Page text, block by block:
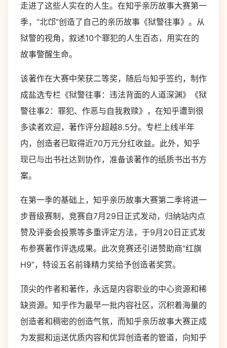
走进了这些人实在的人生。在知乎亲历故事大赛第一
季，“北邙”创造了自己的亲历故事《狱警往事》。从
狱警的视角，叙述10个罪犯的人生百态，用实在的
故事警醒生命。
该著作在大赛中荣获二等奖，随后与知乎签约，制作
成盐选专栏《狱警往事：违法背面的人道深渊》《狱
警往事2：罪犯、作恶与自我救赎》，在知乎遭到很
多读者欢迎，著作评分超越8.5分。专栏上线半年
内，创造者已取得近70万元分红收益。此外，知乎
现已与出书社达到协作，准备该著作的纸质书出书方
案。
在第一季的基础上，知乎亲历故事大赛第二季将进一
步晋级赛制，竞赛自7月29日正式发动，归纳站内点
赞及评委会投票等多重评定方法，于9月20日正式发
布参赛著作评选成果。此次竞赛还引进赞助商“红旗
H9”，特设五名前锋精力奖给予创造者奖赏。
顶尖的作者和著作，永远是内容职业的中心资源和稀
缺资源。知乎作为最早一批内容社区，沉积着海量的
创造者和稠密的创造气氛，而知乎亲历故事大赛正成
为发掘和运送优质内容和优异创造者的管道，向知乎